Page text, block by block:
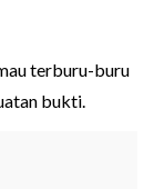
terburu-buru
bukti.